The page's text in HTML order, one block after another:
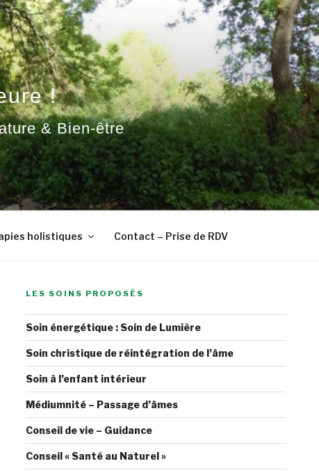
!
& Bien-être
holistiques Contact – Prise de RDV
LES SOINS PROPOSÉS
Soin énergétique : Soin de Lumière
Soin christique de réintégration de l’âme
Soin à l’enfant intérieur
Médiumnité – Passage d’âmes
Conseil de vie – Guidance
Conseil « Santé au Naturel »